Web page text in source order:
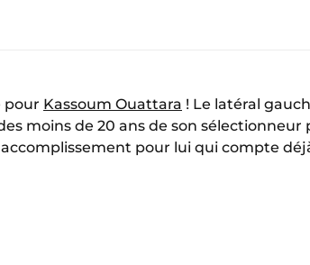
pour Kassoum Ouattara ! Le latéral
moins de 20 ans de son
accomplissement pour lui qui compte